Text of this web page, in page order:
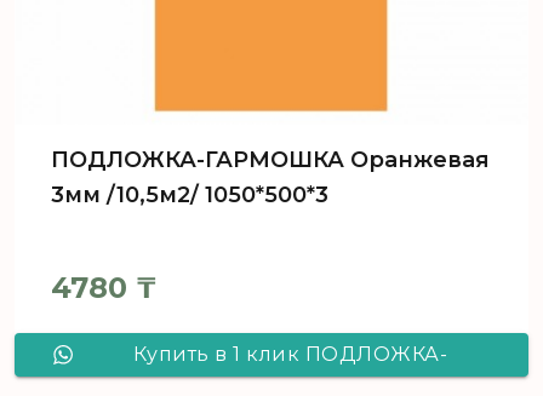
ПОДЛОЖКА-ГАРМОШКА Оранжевая
3мм /10,5м2/ 1050*500*3
4780 ₸
Купить в 1 клик ПОДЛОЖКА-